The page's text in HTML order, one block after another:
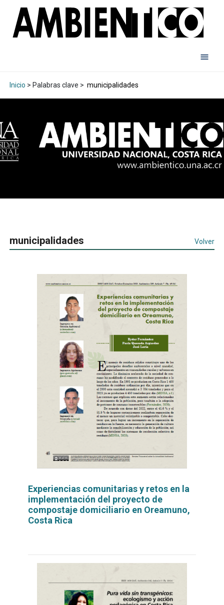
Inicio > Palabras clave > municipalidades
municipalidades Volver
Experiencias comunitarias y retos en la
implementación del proyecto de
compostaje domiciliario en Oreamuno,
Costa Rica